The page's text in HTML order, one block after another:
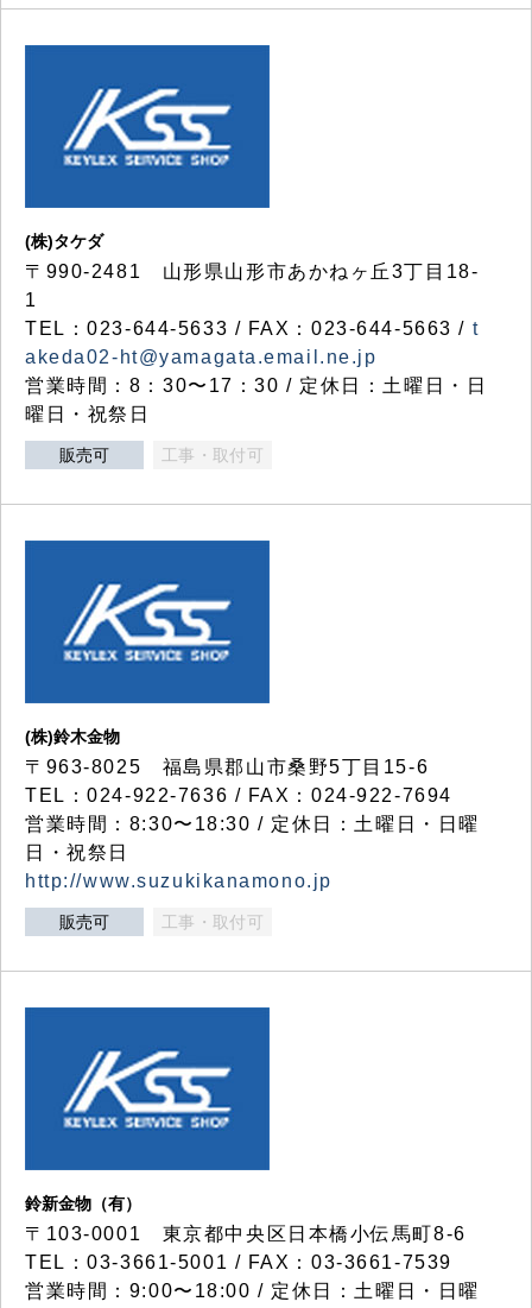
(株)タケダ
〒990-2481 山形県山形市あかねヶ丘3丁目18-
1
TEL：023-644-5633 / FAX：023-644-5663 / t
akeda02-ht@yamagata.email.ne.jp
営業時間：8：30〜17：30 / 定休日：土曜日・日
曜日・祝祭日
販売可 工事・取付可
(株)鈴木金物
〒963-8025 福島県郡山市桑野5丁目15-6
TEL：024-922-7636 / FAX：024-922-7694
営業時間：8:30〜18:30 / 定休日：土曜日・日曜
日・祝祭日
http://www.suzukikanamono.jp
販売可 工事・取付可
鈴新金物（有）
〒103-0001 東京都中央区日本橋小伝馬町8-6
TEL：03-3661-5001 / FAX：03-3661-7539
営業時間：9:00〜18:00 / 定休日：土曜日・日曜